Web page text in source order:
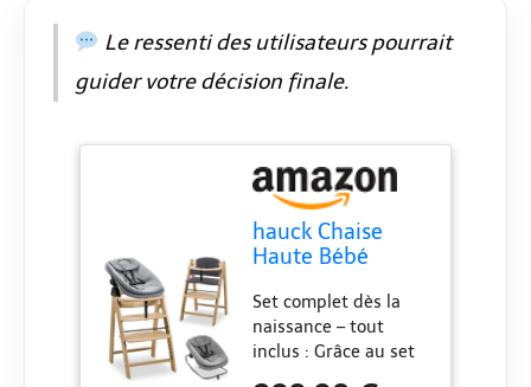
jusqu’à 130 kg,
sécurité et confort du
bébé à l’adulte
la chaise haute
transat Arketa allie
durabilité,
robustesse et respect
pour un choix
responsable et
élégant
Le ressenti des utilisateurs pourrait
guider votre décision finale.
hauck Chaise
Haute Bébé
Arketa Newborn
Set Highchair
Bouncer – dès la
Naissance avec
Set complet dès la
naissance – tout
inclus : Grâce au set